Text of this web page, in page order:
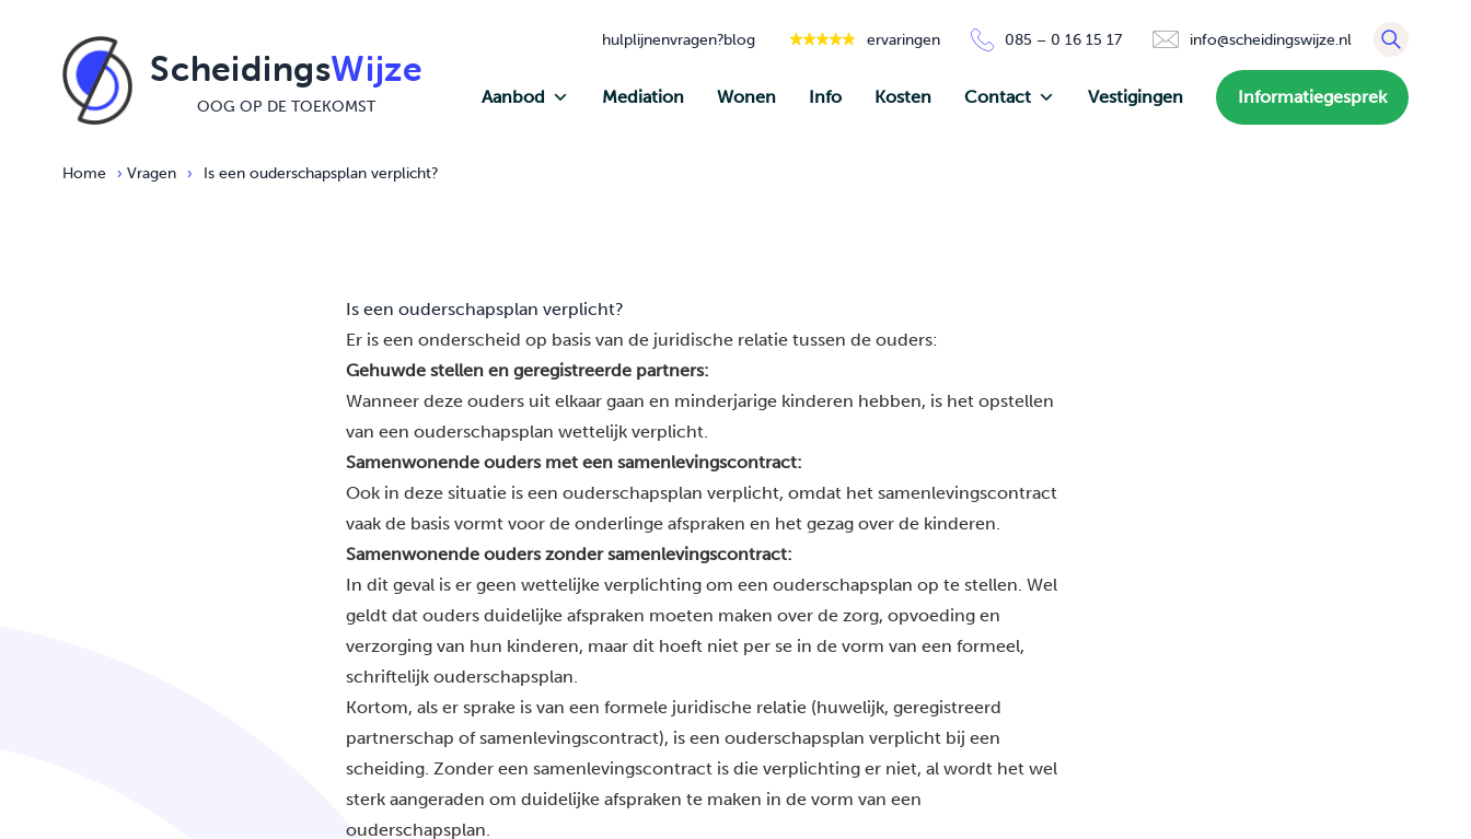
ScheidingsWijze
OOG OP DE TOEKOMST
hulplijnenvragen?blog ervaringen 085 – 0 16 15 17 info@scheidingswijze.nl
Aanbod Mediation Wonen Info Kosten Contact Vestigingen Informatiegesprek
Home › Vragen › Is een ouderschapsplan verplicht?
Is een ouderschapsplan verplicht?
Er is een onderscheid op basis van de juridische relatie tussen de ouders:
Gehuwde stellen en geregistreerde partners:
Wanneer deze ouders uit elkaar gaan en minderjarige kinderen hebben, is het opstellen
van een ouderschapsplan wettelijk verplicht.
Samenwonende ouders met een samenlevingscontract:
Ook in deze situatie is een ouderschapsplan verplicht, omdat het samenlevingscontract
vaak de basis vormt voor de onderlinge afspraken en het gezag over de kinderen.
Samenwonende ouders zonder samenlevingscontract:
In dit geval is er geen wettelijke verplichting om een ouderschapsplan op te stellen. Wel
geldt dat ouders duidelijke afspraken moeten maken over de zorg, opvoeding en
verzorging van hun kinderen, maar dit hoeft niet per se in de vorm van een formeel,
schriftelijk ouderschapsplan.
Kortom, als er sprake is van een formele juridische relatie (huwelijk, geregistreerd
partnerschap of samenlevingscontract), is een ouderschapsplan verplicht bij een
scheiding. Zonder een samenlevingscontract is die verplichting er niet, al wordt het wel
sterk aangeraden om duidelijke afspraken te maken in de vorm van een
ouderschapsplan.